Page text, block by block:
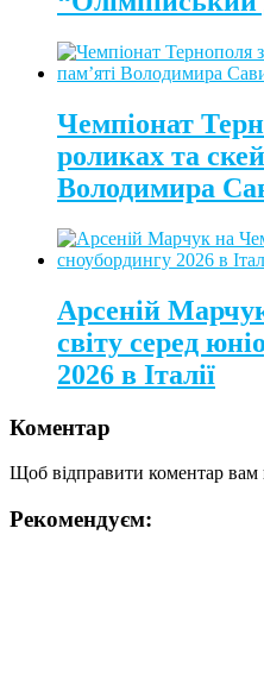
Чемпіонат
роликах та
Володимира
Арсеній
світу серед
2026 в Італії
Коментар
Щоб відправити коментар вам
Рекомендуєм: